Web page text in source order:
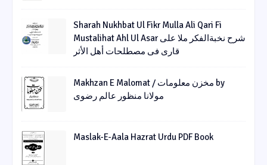
Sharah Nukhbat Ul Fikr Mulla Ali Qari Fi
Mustalihat Ahl Ul Asar شرح نخبةالفکر ملا علی
قاری فی مصطلحات أھل الأثر
Makhzan E Malomat / مخزن معلومات by
مولانا منظور عالم رضوی
Maslak-E-Aala Hazrat Urdu PDF Book